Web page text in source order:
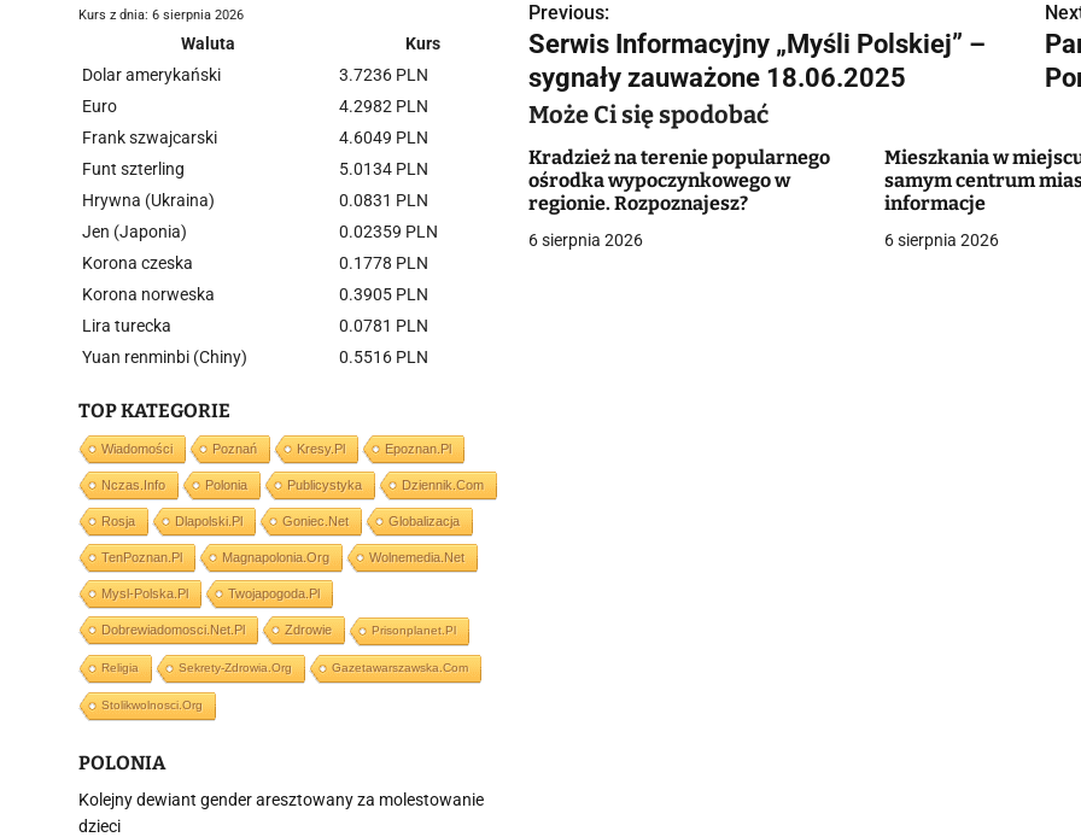
N
a
w
i
g
a
Previous:
Serwis Informacyjny „Myśli Polskiej” –
sygnały zauważone 18.06.2025
Może Ci się spodobać
Kradzież na terenie popularnego
ośrodka wypoczynkowego w
regionie. Rozpoznajesz?
6 sierpnia 2026
Mieszkania w
samym centrum
informacje
6 sierpnia 2026
Kurs z dnia: 6 sierpnia 2026
Waluta
Kurs
Dolar amerykański
3.7236 PLN
Euro
4.2982 PLN
Frank szwajcarski
4.6049 PLN
Funt szterling
5.0134 PLN
Hrywna (Ukraina)
0.0831 PLN
Jen (Japonia)
0.02359 PLN
Korona czeska
0.1778 PLN
Korona norweska
0.3905 PLN
Lira turecka
0.0781 PLN
Yuan renminbi (Chiny)
0.5516 PLN
TOP KATEGORIE
Wiadomości Poznań Kresy.pl Epoznan.pl
Nczas.info Polonia Publicystyka Dziennik.com
Rosja Dlapolski.pl Goniec.net Globalizacja
TenPoznan.pl Magnapolonia.org Wolnemedia.net
Mysl-Polska.pl Twojapogoda.pl
Dobrewiadomosci.net.pl Zdrowie Prisonplanet.pl
Religia Sekrety-Zdrowia.org Gazetawarszawska.com
Stolikwolnosci.org
POLONIA
Kolejny dewiant gender aresztowany za molestowanie
dzieci